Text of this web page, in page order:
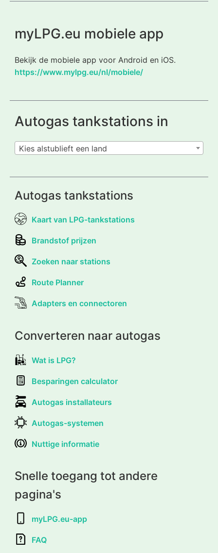
myLPG.eu mobiele app
Bekijk de mobiele app voor Android en iOS.
https://www.mylpg.eu/nl/mobiele/
Autogas tankstations in
Kies alstublieft een land
Autogas tankstations
Kaart van LPG-tankstations
Brandstof prijzen
Zoeken naar stations
Route Planner
Adapters en connectoren
Converteren naar autogas
Wat is LPG?
Besparingen calculator
Autogas installateurs
Autogas-systemen
Nuttige informatie
Snelle toegang tot andere
pagina's
myLPG.eu-app
FAQ